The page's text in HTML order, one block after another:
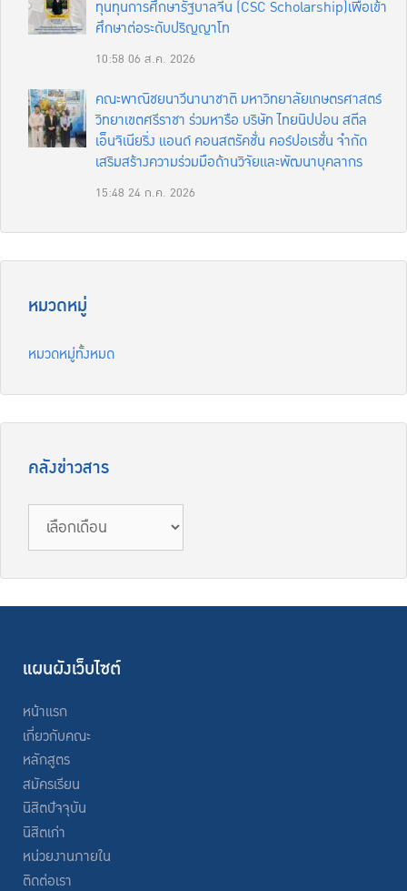
ทุนทุนการศึกษารัฐบาลจีน (CSC Scholarship)เพื่อเข้า
ศึกษาต่อระดับปริญญาโท
10:58 06 ส.ค. 2026
คณะพาณิชยนาวีนานาชาติ มหาวิทยาลัยเกษตรศาสตร์
วิทยาเขตศรีราชา ร่วมหารือ บริษัท ไทยนิปปอน สตีล
เอ็นจิเนียริ่ง แอนด์ คอนสตรัคชั่น คอร์ปอเรชั่น จำกัด
เสริมสร้างความร่วมมือด้านวิจัยและพัฒนาบุคลากร
15:48 24 ก.ค. 2026
หมวดหมู่
หมวดหมู่ทั้งหมด
คลังข่าวสาร
แผนผังเว็บไซต์
หน้าแรก
เกี่ยวกับคณะ
หลักสูตร
สมัครเรียน
นิสิตปัจจุบัน
นิสิตเก่า
หน่วยงานภายใน
ติดต่อเรา